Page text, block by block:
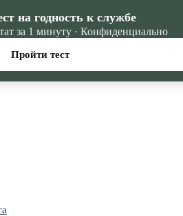
на годность к службе
за 1 минуту · Конфиденциально
Пройти тест